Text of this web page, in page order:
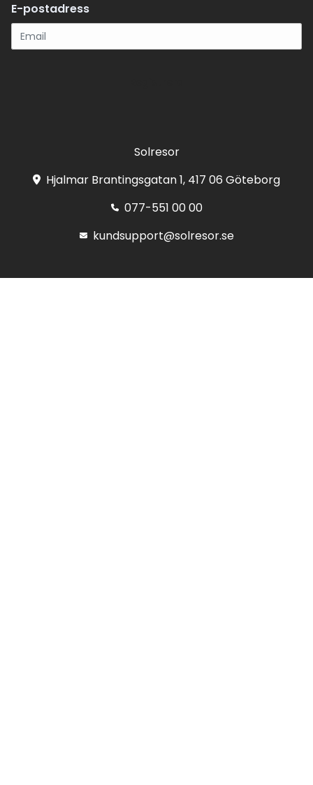
E-postadress
Solresor
Hjalmar Brantingsgatan 1, 417 06 Göteborg
077-551 00 00
kundsupport@solresor.se